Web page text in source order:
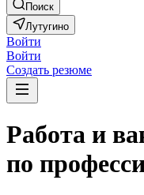
Поиск
Лутугино
Войти
Войти
Создать резюме
Работа и
по